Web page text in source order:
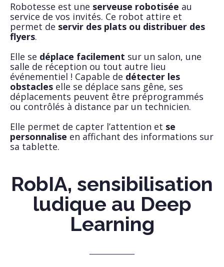
Robotesse est une serveuse robotisée au
service de vos invités. Ce robot attire et
permet de servir des plats ou distribuer des
flyers.
Elle se déplace facilement sur un salon, une
salle de réception ou tout autre lieu
événementiel ! Capable de détecter les
obstacles elle se déplace sans gêne, ses
déplacements peuvent être préprogrammés
ou contrôlés à distance par un technicien.
Elle permet de capter l’attention et se
personnalise en affichant des informations sur
sa tablette.
RobIA, sensibilisation
ludique au Deep
Learning